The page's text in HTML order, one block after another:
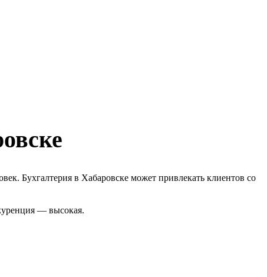
Бухгалтерия в Хабаровске может привлекать клиентов со
— высокая.